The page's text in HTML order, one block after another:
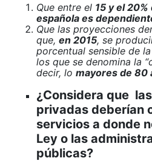
Que entre el 15 y el
española es
Que las proyecciones
que, en 2015, se
porcentual sensible de
los que se denomina la
decir, lo mayores de 80
¿Considera que
privadas deberían
servicios a donde
Ley o las
públicas?